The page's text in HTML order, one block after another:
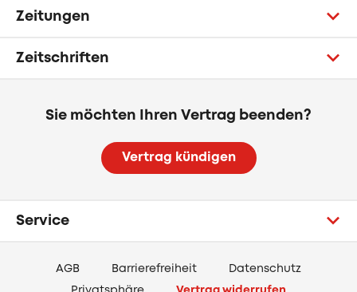
Zeitungen
Zeitschriften
Sie möchten Ihren Vertrag beenden?
Vertrag kündigen
Service
AGB Barrierefreiheit Datenschutz